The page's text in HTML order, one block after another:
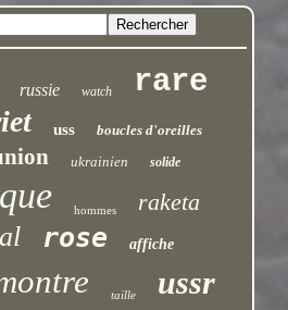
russie watch rare
uss boucles d'oreilles
ukrainien solide
hommes raketa
rose affiche
taille ussr